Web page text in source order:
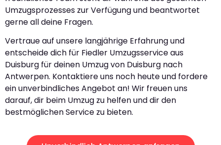
Umzugsprozesses zur Verfügung und beantwortet
gerne all deine Fragen.
Vertraue auf unsere langjährige Erfahrung und
entscheide dich für Fiedler Umzugsservice aus
Duisburg für deinen Umzug von Duisburg nach
Antwerpen. Kontaktiere uns noch heute und fordere
ein unverbindliches Angebot an! Wir freuen uns
darauf, dir beim Umzug zu helfen und dir den
bestmöglichen Service zu bieten.